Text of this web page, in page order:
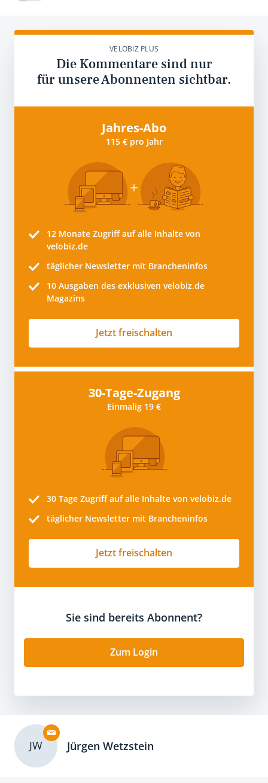
VELOBIZ PLUS
Die Kommentare sind nur
für unsere Abonnenten sichtbar.
Jahres-Abo
115 € pro Jahr
12 Monate Zugriff auf alle Inhalte von
velobiz.de
täglicher Newsletter mit Brancheninfos
10 Ausgaben des exklusiven velobiz.de
Magazins
Jetzt freischalten
30-Tage-Zugang
Einmalig 19 €
30 Tage Zugriff auf alle Inhalte von velobiz.de
täglicher Newsletter mit Brancheninfos
Jetzt freischalten
Sie sind bereits Abonnent?
Zum Login
JW Jürgen Wetzstein